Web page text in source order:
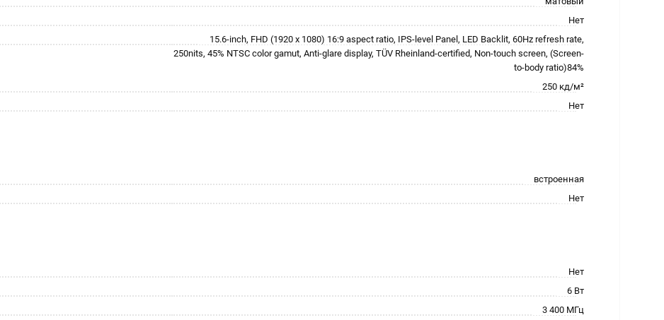
Нет
15.6-inch, FHD (1920 x 1080) 16:9 aspect ratio, IPS-level Panel, LED Backlit, 60Hz refresh rate,
250nits, 45% NTSC color gamut, Anti-glare display, TÜV Rheinland-certified, Non-touch screen, (Screen-
to-body ratio)84%
250 кд/м²
Нет
встроенная
Нет
Нет
6 Вт
3 400 МГц